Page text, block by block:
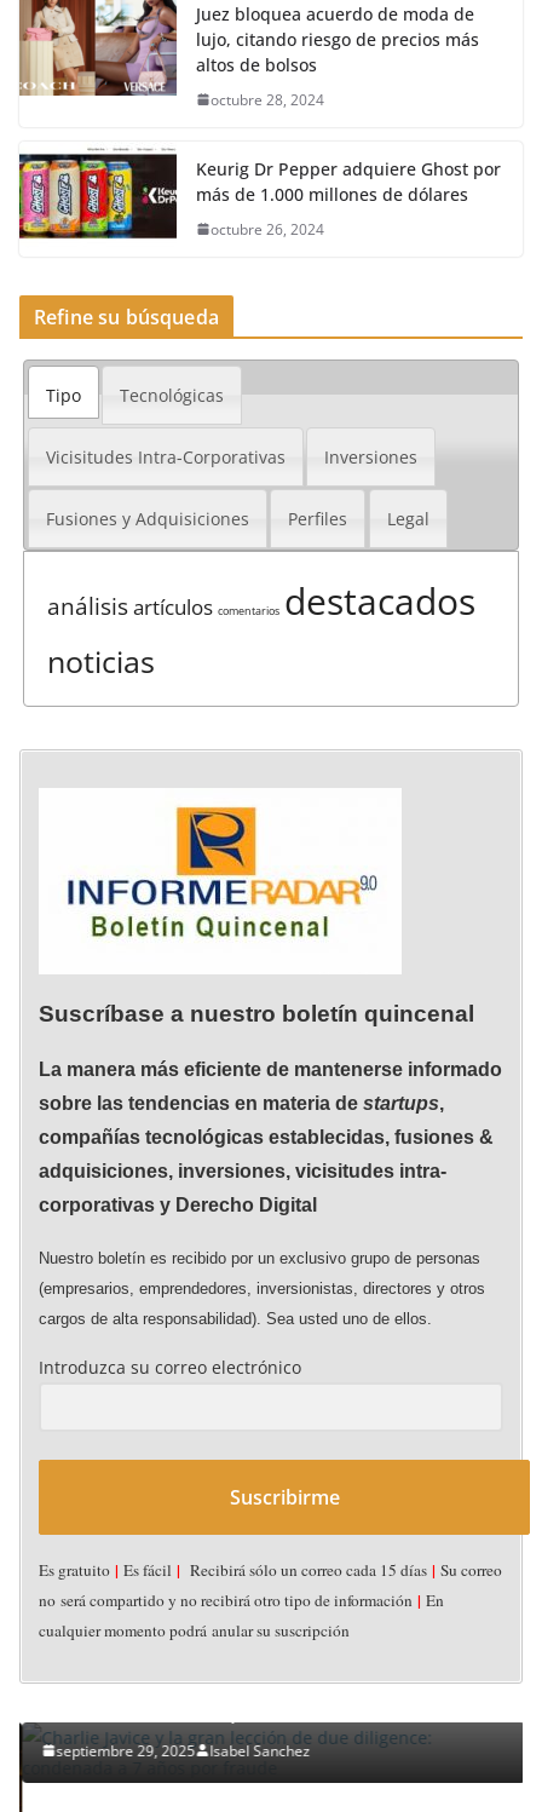
Juez bloquea acuerdo de moda de
lujo, citando riesgo de precios más
altos de bolsos
octubre 28, 2024
Keurig Dr Pepper adquiere Ghost por
más de 1.000 millones de dólares
octubre 26, 2024
Refine su búsqueda
Tipo Tecnológicas
Vicisitudes Intra-Corporativas Inversiones
Fusiones y Adquisiciones Perfiles Legal
análisisartículos comentarios destacados
noticias
Suscríbase a nuestro boletín quincenal
La manera más eficiente de mantenerse informado
sobre las tendencias en materia de startups,
compañías tecnológicas establecidas, fusiones &
adquisiciones, inversiones, vicisitudes intra-
corporativas y Derecho Digital
Nuestro boletín es recibido por un exclusivo grupo de personas
(empresarios, emprendedores, inversionistas, directores y otros
cargos de alta responsabilidad). Sea usted uno de ellos.
Introduzca su correo electrónico
Suscribirme
Es gratuito | Es fácil | Recibirá sólo un correo cada 15 días | Su correo
no será compartido y no recibirá otro tipo de información | En
cualquier momento podrá anular su suscripción
ACUERDOS (DEALS) CAPITAL DE RIESGO CORPORATIVO
DESTACADOS
FUSIONES & ADQUISICIONES
STARTUPS
VICISITUDES INTRA-CORPORATIVAS
Charlie Javice y la gran lección de due diligence:
septiembre 29, 2025 Isabel Sanchez